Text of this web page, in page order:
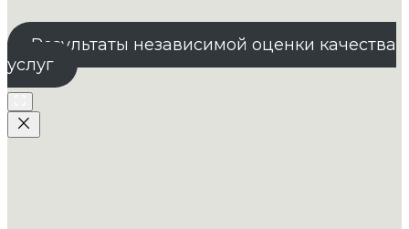
Результаты независимой оценки качества
услуг